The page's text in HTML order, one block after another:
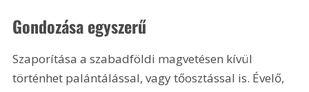
Gondozása egyszerű
Szaporítása a szabadföldi magvetésen kívül
történhet palántálással, vagy tőosztással is. Évelő,